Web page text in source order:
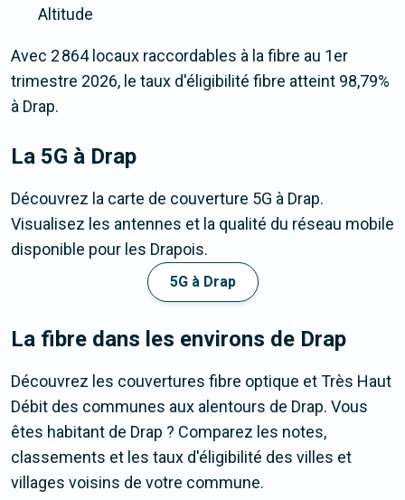
Altitude
Avec 2 864 locaux raccordables à la fibre au 1er
trimestre 2026, le taux d'éligibilité fibre atteint 98,79%
à Drap.
La 5G à Drap
Découvrez la carte de couverture 5G à Drap.
Visualisez les antennes et la qualité du réseau mobile
disponible pour les Drapois.
5G à Drap
La fibre dans les environs de Drap
Découvrez les couvertures fibre optique et Très Haut
Débit des communes aux alentours de Drap. Vous
êtes habitant de Drap ? Comparez les notes,
classements et les taux d'éligibilité des villes et
villages voisins de votre commune.